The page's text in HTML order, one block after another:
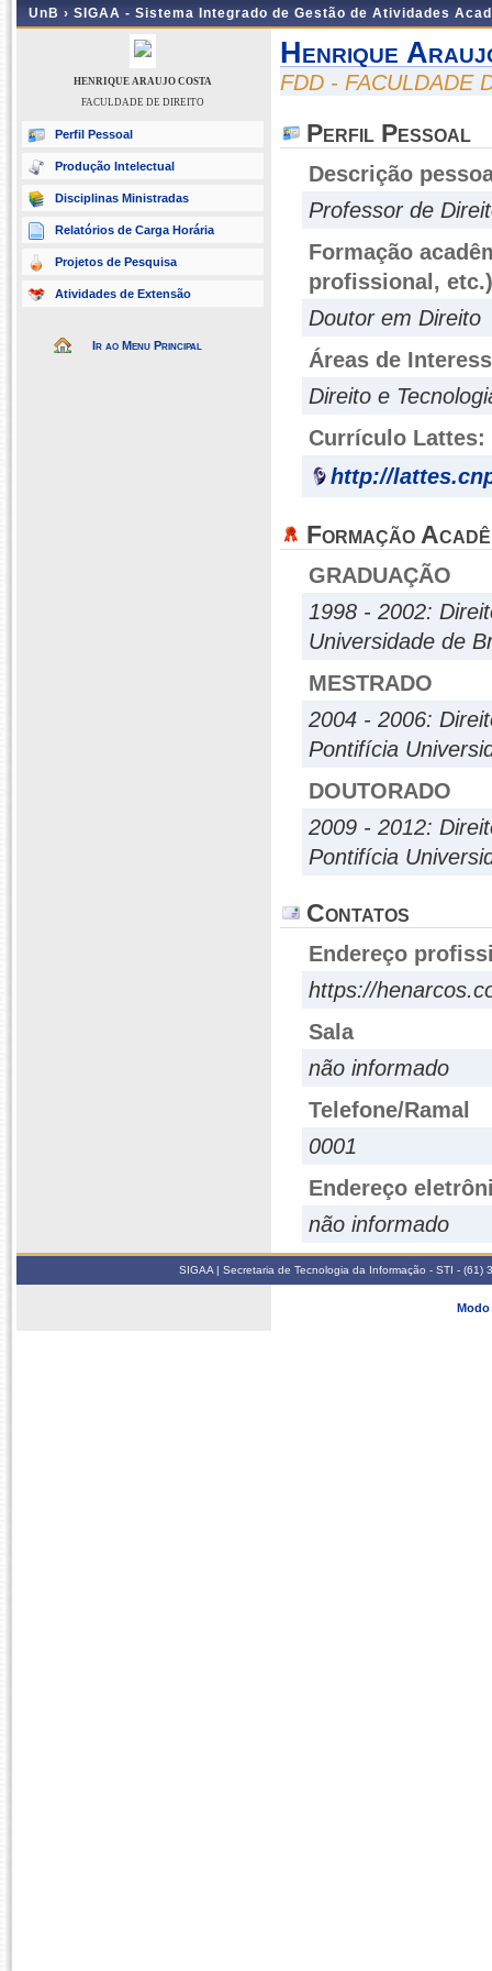
UnB › SIGAA - Sistema Integrado de Gestão de Atividades
HENRIQUE ARAUJO COSTA
FACULDADE DE DIREITO
Perfil Pessoal
Produção Intelectual
Disciplinas Ministradas
Relatórios de Carga Horária
Projetos de Pesquisa
Atividades de Extensão
Ir ao Menu Principal
Henrique
FDD - FACULDADE
Perfil Pessoal
Descrição
Professor de
Formação
profissional, etc.)
Doutor em Direito
Áreas de
Direito e
Currículo Lattes:
http://
Formação
GRADUAÇÃO
1998 - 2002:
Universidade de
MESTRADO
2004 - 2006:
Pontifícia
DOUTORADO
2009 - 2012:
Pontifícia
Contatos
Endereço
https://
Sala
não informado
Telefone/Ramal
0001
Endereço
não informado
SIGAA | Secretaria de Tecnologia da Informação - STI -
Modo